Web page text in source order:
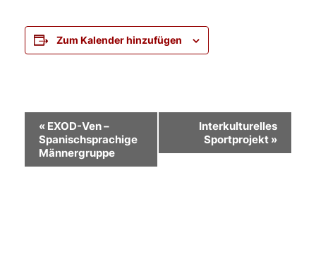
Zum Kalender hinzufügen
Veranstaltung-
Navigation
« EXOD-Ven –
Spanischsprachige
Männergruppe
Interkulturelles
Sportprojekt »